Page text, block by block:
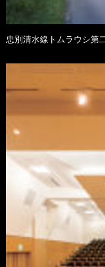
忠別清水線トムラウシ第